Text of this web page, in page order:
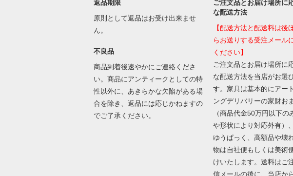
返品期限
原則として返品はお受け出来ませ
ん。
不良品
商品到着後速やかにご連絡くださ
い。商品にアンティークとしての特
性以外に、あきらかな欠陥がある場
合を除き、返品には応じかねますの
でご了承ください。
ご注文品とお届け場所に
な配送方法
【配送方法と配送料は後
らお送りする受注メール
ください】
ご注文品とお届け場所に
な配送方法を当店がお選
す。家具は基本的にアー
ングデリバリーの家財お
（商品代金50万円以下の
や形状により対応外有）
ゆうぱっく、高額品や壊
物は自社便もしくは美術
けいたします。送料はご
信メールの後に、当店か